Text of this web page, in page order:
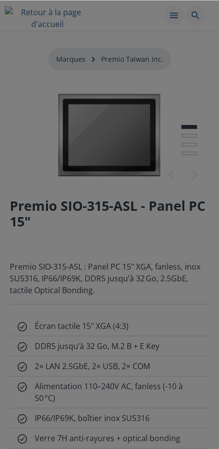
Marques Premio Taiwan Inc.
Premio SIO-315-ASL - Panel PC
15"
Premio SIO-315-ASL : Panel PC 15" XGA, fanless, inox
SUS316, IP66/IP69K, DDR5 jusqu’à 32 Go, 2.5GbE,
tactile Optical Bonding.
Écran tactile 15" XGA (4:3)
DDR5 jusqu’à 32 Go, M.2 B + E Key
2× LAN 2.5GbE, 2× USB, 2× COM
Alimentation 110–240V AC, fanless (-10 à
50 °C)
IP66/IP69K, boîtier inox SUS316
Verre 7H anti-rayures + optical bonding